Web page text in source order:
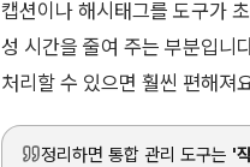
캡션이나 해시태그를 도구가
성 시간을 줄여 주는 부분입니
처리할 수 있으면 훨씬 편해져
정리하면 통합 관리 도구는 '